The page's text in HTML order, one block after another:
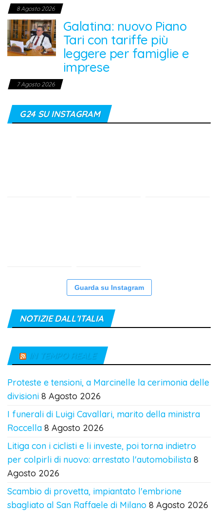
8 Agosto 2026
Galatina: nuovo Piano
Tari con tariffe più
leggere per famiglie e
imprese
7 Agosto 2026
G24 SU INSTAGRAM
Guarda su Instagram
NOTIZIE DALL’ITALIA
IN TEMPO REALE
Proteste e tensioni, a Marcinelle la cerimonia delle
divisioni 8 Agosto 2026
I funerali di Luigi Cavallari, marito della ministra
Roccella 8 Agosto 2026
Litiga con i ciclisti e li investe, poi torna indietro
per colpirli di nuovo: arrestato l'automobilista 8
Agosto 2026
Scambio di provetta, impiantato l'embrione
sbagliato al San Raffaele di Milano 8 Agosto 2026